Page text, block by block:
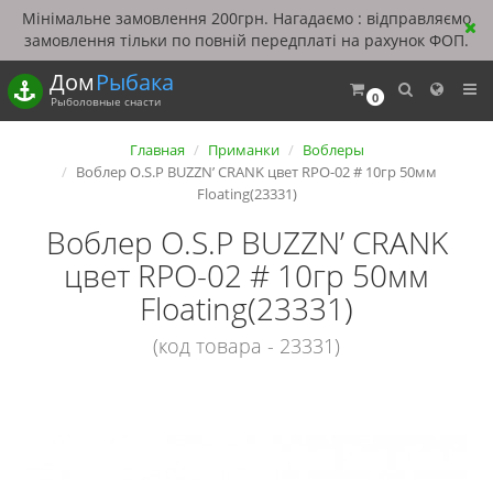
Мінімальне замовлення 200грн. Нагадаємо : відправляємо
замовлення тільки по повній передплаті на рахунок ФОП.
0
ДомРыбака
Рыболовные снасти
Главная Приманки
Воблеры
Воблер O.S.P BUZZN’ CRANK цвет RPO-02 # 10гр 50мм
Floating(23331)
Воблер O.S.P BUZZN’ CRANK
цвет RPO-02 # 10гр 50мм
Floating(23331)
(код товара - 23331)